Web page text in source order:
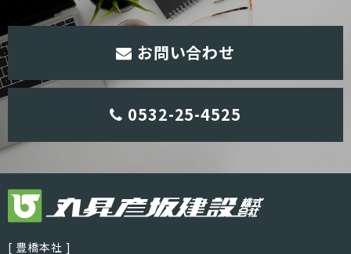
お問い合わせ
0532-25-4525
[ 豊橋本社 ]